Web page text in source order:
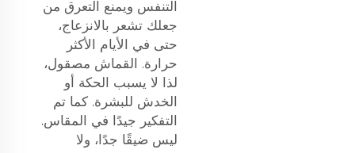
التنفس ويمنع التعرق من
جعلك تشعر بالانزعاج،
حتى في الأيام الأكثر
حرارة. القماش مصقول،
لذا لا يسبب الحكة أو
الخدش للبشرة. كما تم
التفكير جيدًا في المقاس.
ليس ضيقًا جدًا، ولا